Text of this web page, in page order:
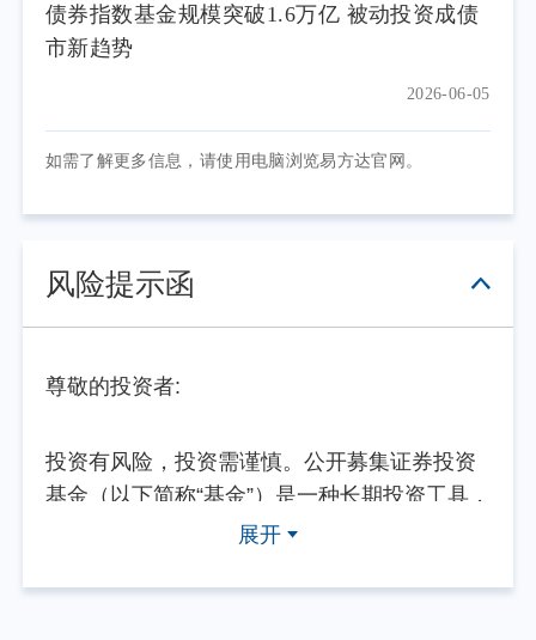
债券指数基金规模突破1.6万亿 被动投资成债
市新趋势
2026-06-05
如需了解更多信息，请使用电脑浏览易方达官网。
风险提示函
尊敬的投资者:
投资有风险，投资需谨慎。公开募集证券投资
基金（以下简称“基金”）是一种长期投资工具，
其主要功能是分散投资，降低投资单一证券所
提供固定收益预期的金融工具，当您购买基金
展开